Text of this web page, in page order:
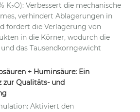
K₂O): Verbessert die mechanische
verhindert Ablagerungen in
fördert die Verlagerung von
in die Körner, wodurch die
das Tausendkorngewicht
+ Huminsäure: Ein
zur Qualitäts- und
Aktiviert den